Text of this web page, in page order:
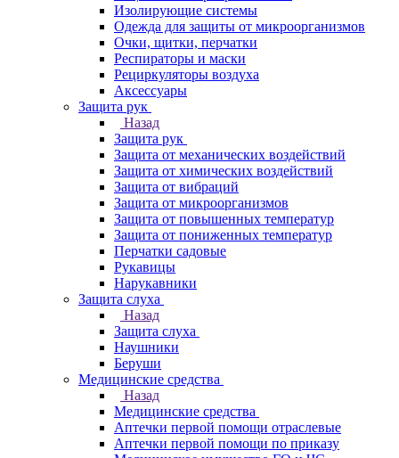
Изолирующие системы
Одежда для защиты от микроорганизмов
Очки, щитки, перчатки
Респираторы и маски
Рециркуляторы воздуха
Аксессуары
Защита рук
Назад
Защита рук
Защита от механических воздействий
Защита от химических воздействий
Защита от вибраций
Защита от микроорганизмов
Защита от повышенных температур
Защита от пониженных температур
Перчатки садовые
Рукавицы
Нарукавники
Защита слуха
Назад
Защита слуха
Наушники
Беруши
Медицинские средства
Назад
Медицинские средства
Аптечки первой помощи отраслевые
Аптечки первой помощи по приказу